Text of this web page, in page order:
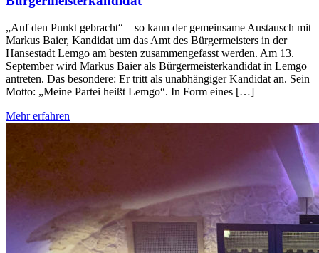
„Auf den Punkt gebracht“ – so kann der gemeinsame Austausch mit
Markus Baier, Kandidat um das Amt des Bürgermeisters in der
Hansestadt Lemgo am besten zusammengefasst werden. Am 13.
September wird Markus Baier als Bürgermeisterkandidat in Lemgo
antreten. Das besondere: Er tritt als unabhängiger Kandidat an. Sein
Motto: „Meine Partei heißt Lemgo“. In Form eines […]
Mehr erfahren